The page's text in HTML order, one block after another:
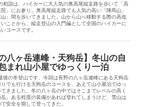
初詣は、ハイカーに大人気の奥高尾縦走路を歩いて「高
」にお参り。奥高尾縦走路でも人気の高い「陣馬山」
山」間を歩いてきました。山から山へ移動する際の高低
いことから、縦走登山の入門編として全国のハイカーに
コースです。
の八ヶ岳連峰・天狗岳】冬山の自
まれ山小屋でゆっくり一泊
後の冬登山です、今回は長野の八ヶ岳連峰にある天狗岳
でも行ける天狗岳のコースを、あえて山小屋泊でゆっ
てきました。冬の八ヶ岳の中ではそこまでレベルの高く
。ある程度の装備があれば登れてしまうけど、雪山は
安全を期して登ってきた。